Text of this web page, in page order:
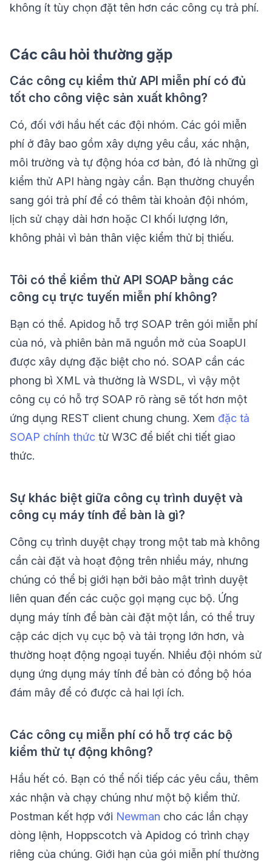
không ít tùy chọn đặt tên hơn các công cụ trả phí.
Các câu hỏi thường gặp
Các công cụ kiểm thử API miễn phí có đủ
tốt cho công việc sản xuất không?
Có, đối với hầu hết các đội nhóm. Các gói miễn
phí ở đây bao gồm xây dựng yêu cầu, xác nhận,
môi trường và tự động hóa cơ bản, đó là những gì
kiểm thử API hàng ngày cần. Bạn thường chuyển
sang gói trả phí để có thêm tài khoản đội nhóm,
lịch sử chạy dài hơn hoặc CI khối lượng lớn,
không phải vì bản thân việc kiểm thử bị thiếu.
Tôi có thể kiểm thử API SOAP bằng các
công cụ trực tuyến miễn phí không?
Bạn có thể. Apidog hỗ trợ SOAP trên gói miễn phí
của nó, và phiên bản mã nguồn mở của SoapUI
được xây dựng đặc biệt cho nó. SOAP cần các
phong bì XML và thường là WSDL, vì vậy một
công cụ có hỗ trợ SOAP rõ ràng sẽ tốt hơn một
ứng dụng REST client chung chung. Xem đặc tả
SOAP chính thức từ W3C để biết chi tiết giao
thức.
Sự khác biệt giữa công cụ trình duyệt và
công cụ máy tính để bàn là gì?
Công cụ trình duyệt chạy trong một tab mà không
cần cài đặt và hoạt động trên nhiều máy, nhưng
chúng có thể bị giới hạn bởi bảo mật trình duyệt
liên quan đến các cuộc gọi mạng cục bộ. Ứng
dụng máy tính để bàn cài đặt một lần, có thể truy
cập các dịch vụ cục bộ và tải trọng lớn hơn, và
thường hoạt động ngoại tuyến. Nhiều đội nhóm sử
dụng ứng dụng máy tính để bàn có đồng bộ hóa
đám mây để có được cả hai lợi ích.
Các công cụ miễn phí có hỗ trợ các bộ
kiểm thử tự động không?
Hầu hết có. Bạn có thể nối tiếp các yêu cầu, thêm
xác nhận và chạy chúng như một bộ kiểm thử.
Postman kết hợp với Newman cho các lần chạy
dòng lệnh, Hoppscotch và Apidog có trình chạy
riêng của chúng. Giới hạn của gói miễn phí thường